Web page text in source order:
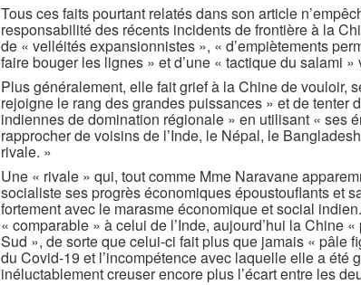
Tous ces faits pourtant relatés dans son article
responsabilité des récents incidents de frontière à la
de « velléités expansionnistes », « d’empiètements
faire bouger les lignes » et d’une « tactique du salami
Plus généralement, elle fait grief à la Chine de vouloir,
rejoigne le rang des grandes puissances » et de tenter
indiennes de domination régionale » en utilisant « ses
rapprocher de voisins de l’Inde, le Népal, le
rivale. »
Une « rivale » qui, tout comme Mme Naravane
socialiste ses progrès économiques époustouflants et
fortement avec le marasme économique et social
« comparable » à celui de l’Inde, aujourd’hui la Chine
Sud », de sorte que celui-ci fait plus que jamais « pâle
du Covid-19 et l’incompétence avec laquelle elle a été
inéluctablement creuser encore plus l’écart entre les